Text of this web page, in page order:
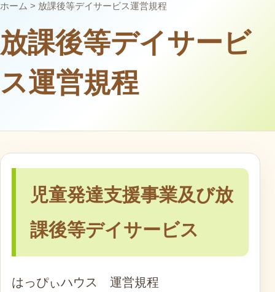
ホーム > 放課後等デイサービス運営規程
放課後等デイサービ
ス運営規程
児童発達支援事業及び放
課後等デイサービス
はっぴぃハウス 運営規程